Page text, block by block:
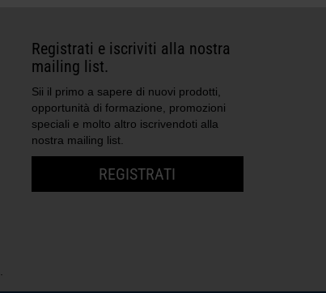
Registrati e iscriviti alla nostra
mailing list.
Sii il primo a sapere di nuovi prodotti,
opportunità di formazione, promozioni
speciali e molto altro iscrivendoti alla
nostra mailing list.
REGISTRATI